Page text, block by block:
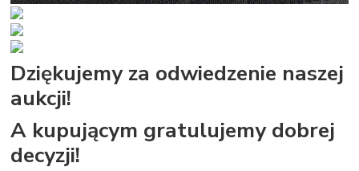
Dziękujemy za odwiedzenie naszej
aukcji!
A kupującym gratulujemy dobrej
decyzji!